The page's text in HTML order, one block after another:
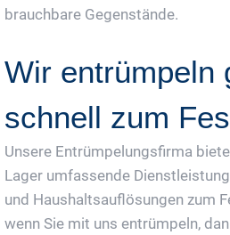
brauchbare Gegenstände.
Wir entrümpeln
schnell zum
Unsere Entrümpelungsfirma
Lager umfassende
und Haushaltsauflösungen zum
wenn Sie mit uns entrümpeln,